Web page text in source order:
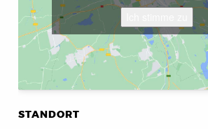
STANDORT